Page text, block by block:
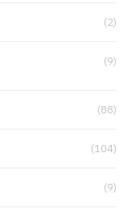
(2)
(9)
(88)
(104)
(9)